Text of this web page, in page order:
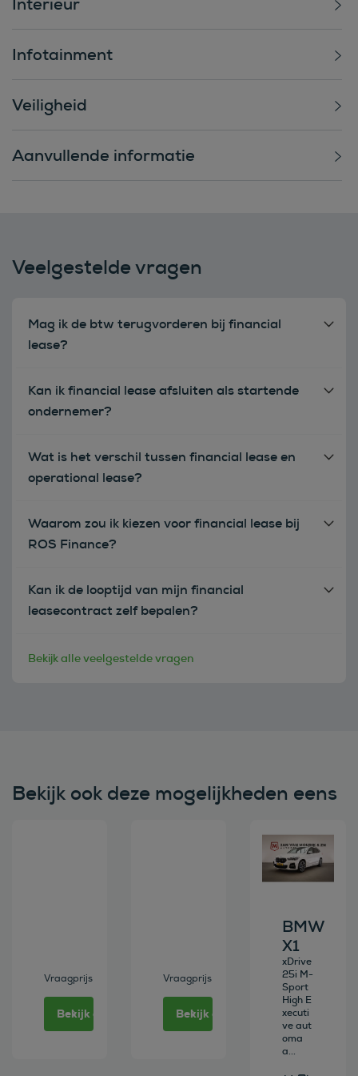
Infotainment
Veiligheid
Aanvullende informatie
Veelgestelde vragen
Mag ik de btw terugvorderen bij financial
lease?
Kan ik financial lease afsluiten als startende
ondernemer?
Wat is het verschil tussen financial lease en
operational lease?
Waarom zou ik kiezen voor financial lease bij
ROS Finance?
Kan ik de looptijd van mijn financial
leasecontract zelf bepalen?
Bekijk alle veelgestelde vragen
Bekijk ook deze mogelijkheden eens
Vraagprijs
Bekijk deze auto
Vraagprijs
Bekijk deze auto
Bekijk deze
BMW
X1
xDrive
25i M-
Sport
High E
xecuti
ve aut
oma
a...